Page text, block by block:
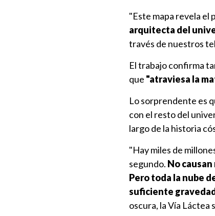
"Este mapa revela el
arquitecta del
través de nuestros
El trabajo confirma
que "atraviesa la
Lo sorprendente es
con el resto del
largo de la historia
"Hay miles de
segundo. No
Pero toda la nube
suficiente
oscura, la Vía Láctea